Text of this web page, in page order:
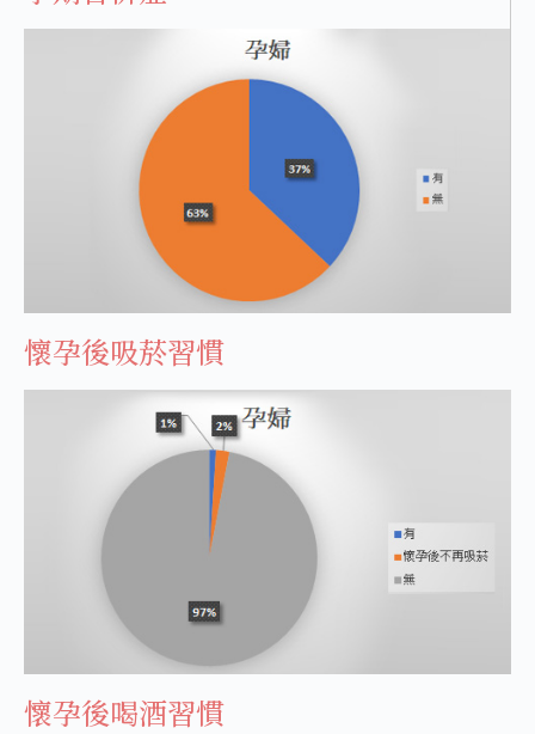
懷孕後吸菸習慣
懷孕後喝酒習慣